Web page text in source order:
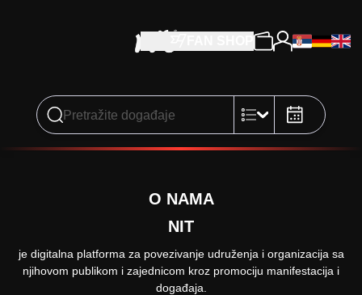
O NAMA
NIT
je digitalna platforma za povezivanje udruženja i organizacija sa
njihovom publikom i zajednicom kroz promociju manifestacija i
događaja.